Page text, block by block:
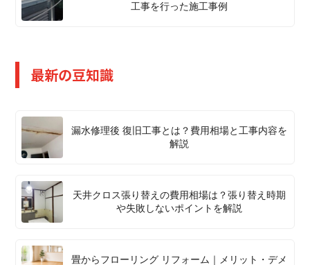
工事を行った施工事例
最新の豆知識
漏水修理後 復旧工事とは？費用相場と工事内容を
解説
天井クロス張り替えの費用相場は？張り替え時期
や失敗しないポイントを解説
畳からフローリング リフォーム｜メリット・デメ